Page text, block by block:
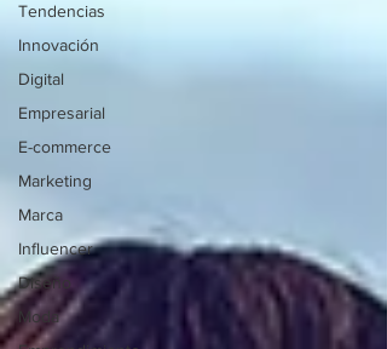
Tendencias
Innovación
Digital
Empresarial
E-commerce
Marketing
Marca
Influencer
Diseño
Moda